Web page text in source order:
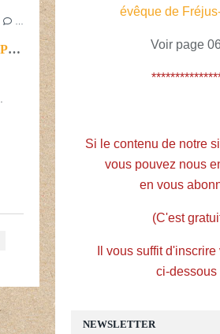
4ème dimanche de Pâques : Le Bon Pasteur.
NEWSLETTER
évêque de
Voir page
Si le contenu de notre
vous pouvez nous
en vous
(C'est
Il vous suffit d'inscrire
ci-dessous